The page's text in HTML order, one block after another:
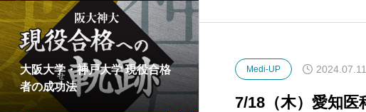
大阪大学・神戸大学 現役合格
者の成功法
Medi-UP 2024.07.11
7/18（木）愛知医